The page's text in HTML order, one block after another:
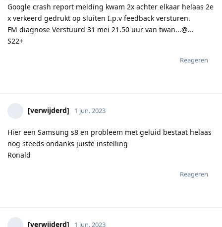
Google crash report melding kwam 2x achter elkaar helaas 2e
x verkeerd gedrukt op sluiten I.p.v feedback versturen.
FM diagnose Verstuurd 31 mei 21.50 uur van twan...@...
S22+
Reageren
[verwijderd] 1 jun. 2023
Hier een Samsung s8 en probleem met geluid bestaat helaas
nog steeds ondanks juiste instelling
Ronald
Reageren
[verwijderd] 1 jun. 2023